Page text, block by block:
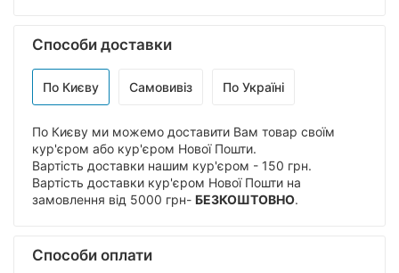
Способи доставки
По Києву Самовивіз По Україні
По Києву ми можемо доставити Вам товар своїм
кур'єром або кур'єром Нової Пошти.
Вартість доставки нашим кур'єром - 150 грн.
Вартість доставки кур'єром Нової Пошти на
замовлення від 5000 грн- БЕЗКОШТОВНО.
Способи оплати